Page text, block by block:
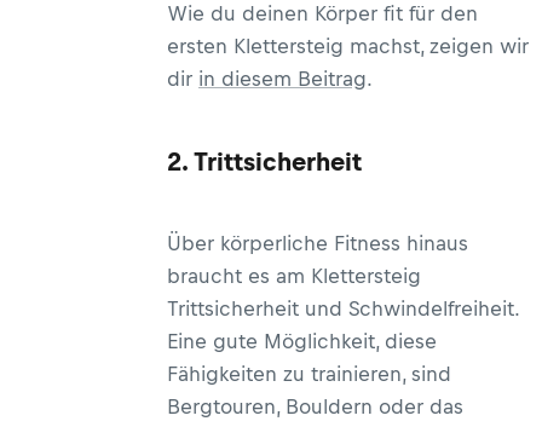
Wie du deinen Körper fit für den
ersten Klettersteig machst, zeigen wir
dir in diesem Beitrag.
2. Trittsicherheit
Über körperliche Fitness hinaus
braucht es am Klettersteig
Trittsicherheit und Schwindelfreiheit.
Eine gute Möglichkeit, diese
Fähigkeiten zu trainieren, sind
Bergtouren, Bouldern oder das